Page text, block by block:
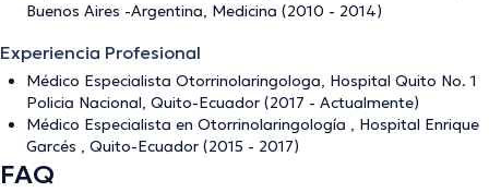
Buenos Aires -Argentina, Medicina (2010 - 2014)
Experiencia Profesional
Médico Especialista Otorrinolaringologa, Hospital Quito No. 1
Policia Nacional, Quito-Ecuador (2017 - Actualmente)
Médico Especialista en Otorrinolaringología , Hospital Enrique
Garcés , Quito-Ecuador (2015 - 2017)
FAQ